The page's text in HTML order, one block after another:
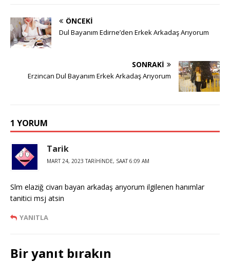
ÖNCEKI
Dul Bayanım Edirne’den Erkek Arkadaş Arıyorum
SONRAKI
Erzincan Dul Bayanım Erkek Arkadaş Arıyorum
1 YORUM
Tarik
MART 24, 2023 TARIHINDE, SAAT 6:09 AM
Slm elaziğ civarı bayan arkadaş arıyorum ilgilenen hanımlar
tanitici msj atsin
YANITLA
Bir yanıt bırakın